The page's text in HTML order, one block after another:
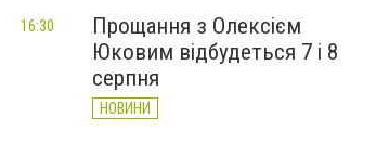
Прощання з Олексієм
Юковим відбудеться 7 і 8
серпня
НОВИНИ
16:30